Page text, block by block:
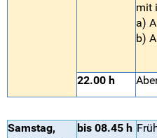
mit
a)
b)
22.00 h
Samstag,
bis 08.45 h